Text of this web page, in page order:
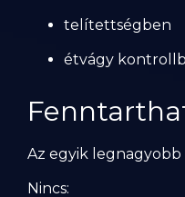
telítettségben
étvágy
Az egyik legnagyobb
Nincs: